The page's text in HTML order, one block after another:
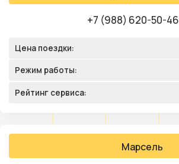
+7 (988) 620-50-46
Цена поездки:
Режим работы:
Рейтинг сервиса:
Марсель